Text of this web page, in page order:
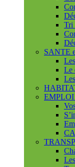
Tri
SANTE
Le